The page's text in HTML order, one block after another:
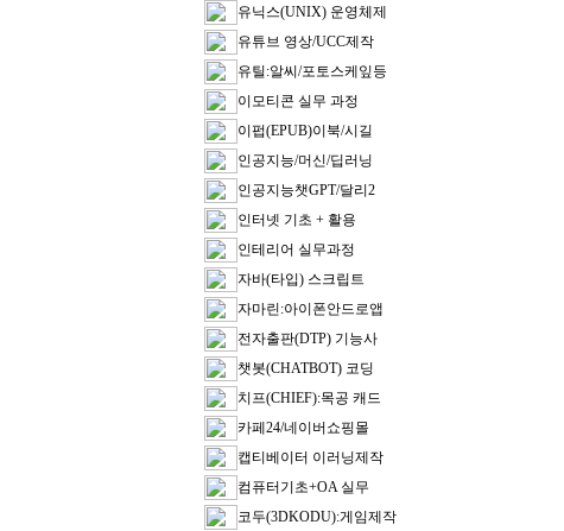
유닉스(UNIX) 운영체제
유튜브 영상/UCC제작
유틸:알씨/포토스케잎등
이모티콘 실무 과정
이펍(EPUB)이북/시길
인공지능/머신/딥러닝
인공지능챗GPT/달리2
인터넷 기초 + 활용
인테리어 실무과정
자바(타입) 스크립트
자마린:아이폰안드로앱
전자출판(DTP) 기능사
챗봇(CHATBOT) 코딩
치프(CHIEF):목공 캐드
카페24/네이버쇼핑몰
캡티베이터 이러닝제작
컴퓨터기초+OA 실무
코두(3DKODU):게임제작